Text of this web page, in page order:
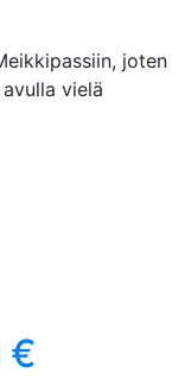
joten
vielä
€